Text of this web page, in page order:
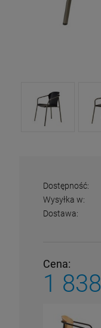
Dostępność:
Wysyłka w:
Dostawa:
Cena nie zawiera
Cena:
1